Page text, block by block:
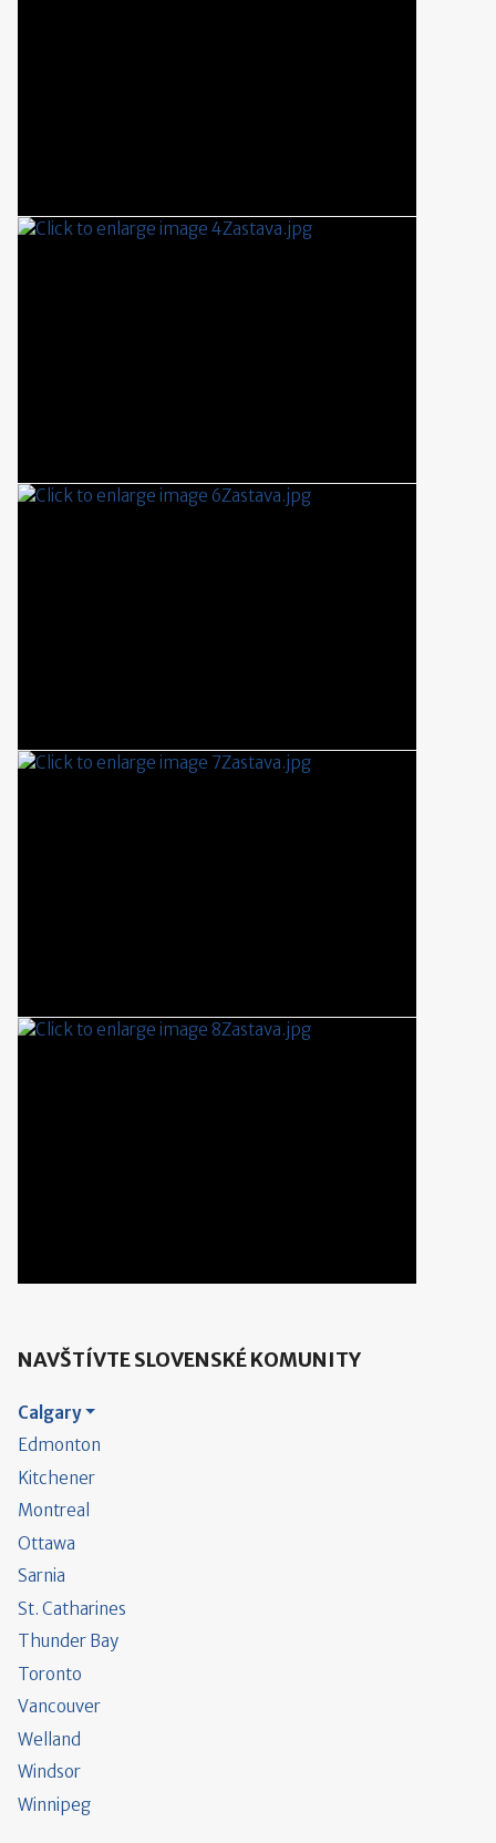
NAVŠTÍVTE SLOVENSKÉ KOMUNITY
Calgary
Edmonton
Kitchener
Montreal
Ottawa
Sarnia
St. Catharines
Thunder Bay
Toronto
Vancouver
Welland
Windsor
Winnipeg